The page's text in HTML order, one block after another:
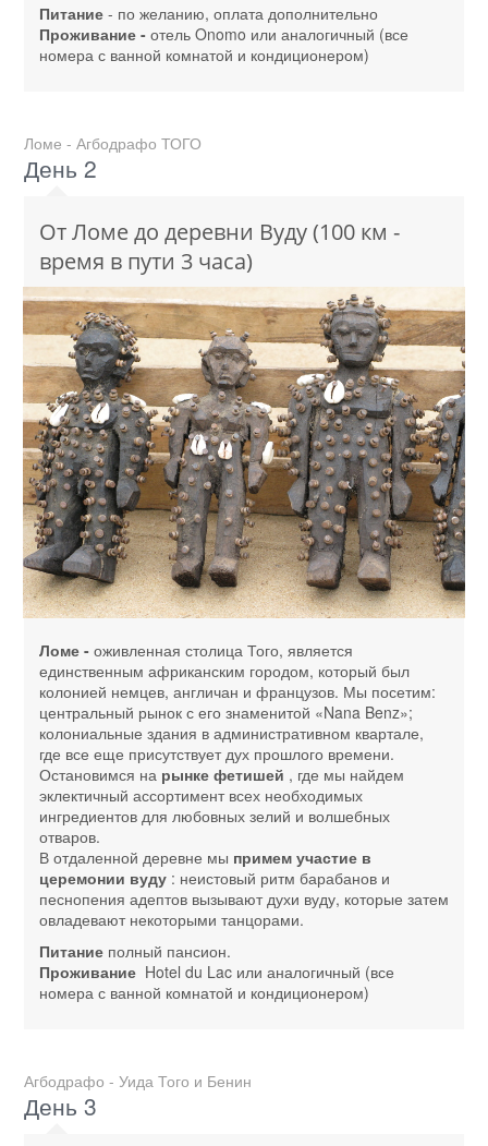
Питание - по желанию, оплата дополнительно
Проживание - отель Onomo или аналогичный (все
номера с ванной комнатой и кондиционером)
Ломе - Агбодрафо ТОГО
День 2
От Ломе до деревни Вуду (100 км -
время в пути 3 часа)
Ломе - оживленная столица Того, является
единственным африканским городом, который был
колонией немцев, англичан и французов. Мы посетим:
центральный рынок с его знаменитой «Nana Benz»;
колониальные здания в административном квартале,
где все еще присутствует дух прошлого времени.
Остановимся на рынке фетишей , где мы найдем
эклектичный ассортимент всех необходимых
ингредиентов для любовных зелий и волшебных
отваров.
В отдаленной деревне мы примем участие в
церемонии вуду : неистовый ритм барабанов и
песнопения адептов вызывают духи вуду, которые затем
овладевают некоторыми танцорами.
Питание полный пансион.
Проживание Hotel du Lac или аналогичный (все
номера с ванной комнатой и кондиционером)
Агбодрафо - Уида Того и Бенин
День 3